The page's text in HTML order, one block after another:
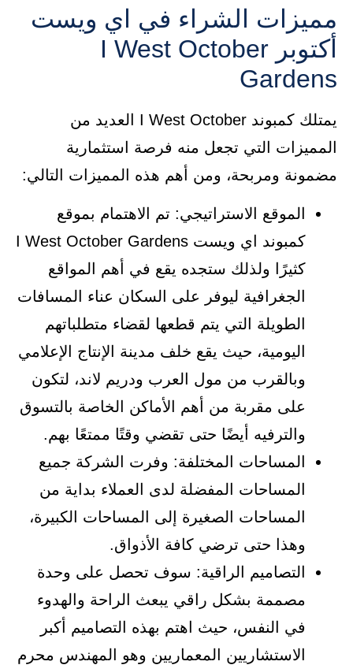
مميزات الشراء في اي ويست
أكتوبر I West October
Gardens
يمتلك كمبوند I West October العديد من
المميزات التي تجعل منه فرصة استثمارية
مضمونة ومربحة، ومن أهم هذه المميزات التالي:
الموقع الاستراتيجي: تم الاهتمام بموقع
كمبوند اي ويست I West October Gardens
كثيرًا ولذلك ستجده يقع في أهم المواقع
الجغرافية ليوفر على السكان عناء المسافات
الطويلة التي يتم قطعها لقضاء متطلباتهم
اليومية، حيث يقع خلف مدينة الإنتاج الإعلامي
وبالقرب من مول العرب ودريم لاند، لتكون
على مقربة من أهم الأماكن الخاصة بالتسوق
والترفيه أيضًا حتى تقضي وقتًا ممتعًا بهم.
المساحات المختلفة: وفرت الشركة جميع
المساحات المفضلة لدى العملاء بداية من
المساحات الصغيرة إلى المساحات الكبيرة،
وهذا حتى ترضي كافة الأذواق.
التصاميم الراقية: سوف تحصل على وحدة
مصممة بشكل راقي يبعث الراحة والهدوء
في النفس، حيث اهتم بهذه التصاميم أكبر
الاستشاريين المعماريين وهو المهندس محرم